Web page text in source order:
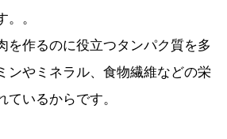
。
を作るのに役立つタンパク質を多
ンやミネラル、食物繊維などの栄
いるからです。